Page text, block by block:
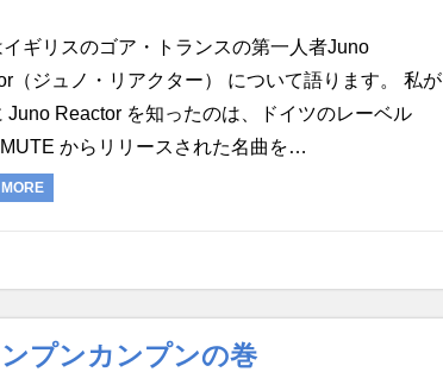
ギリスのゴア・トランスの第一人者Juno
（ジュノ・リアクター） について語ります。 私が
Juno Reactor を知ったのは、ドイツのレーベル
からリリースされた名曲を…
プンカンプンの巻